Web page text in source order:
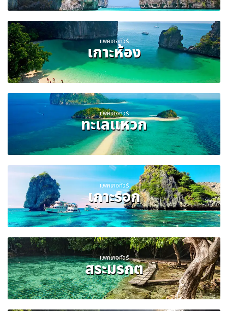
แพคเกจทัวร์
เกาะห้อง
แพคเกจทัวร์
ทะเลแหวก
แพคเกจทัวร์
เกาะรอก
แพคเกจทัวร์
สระมรกต